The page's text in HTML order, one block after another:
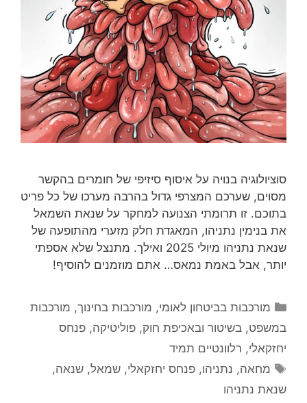
סוציולוגיה בנויה על איסוף סיזיפי של חומרים בהקשר
מסוים, שערכם המצרפי גדול בהרבה מערכו של כל פריט
בתוכם. זו תרומתי הצנועה למחקר על שנאת השמאל
את בנימין נתניהו, המאגדת חלק מזערי מהתופעה של
שנאת נתניהו מיולי 2025 ואילך. מתנצל שלא אספתי
יותר, אבל באמת נמאס… אתם מוזמנים להוסיף!
קטגוריות
מורכבות בביטחון לאומי, מורכבות בחינוך, מורכבות
במשפט, בשיטור ובאכיפת חוק, פוליטיקה, פנחס
יחזקאלי, רלוונטיים תמיד
תגיות
מחאה, נתניהו,פנחס יחזקאלי,שמאל,שנאה,
שנאת נתניהו